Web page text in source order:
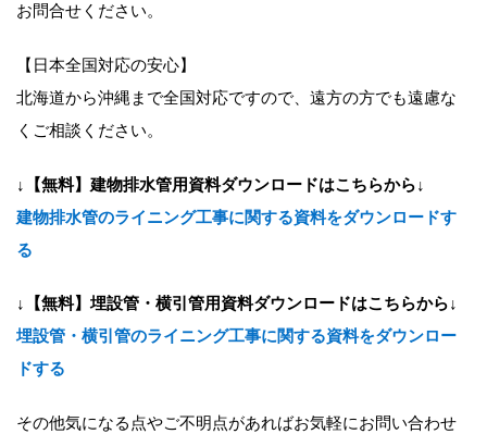
お問合せください。
【日本全国対応の安心】
北海道から沖縄まで全国対応ですので、遠方の方でも遠慮な
くご相談ください。
↓【無料】建物排水管用資料ダウンロードはこちらから↓
建物排水管のライニング工事に関する資料をダウンロードす
る
↓【無料】埋設管・横引管用資料ダウンロードはこちらから↓
埋設管・横引管のライニング工事に関する資料をダウンロー
ドする
その他気になる点やご不明点があればお気軽にお問い合わせ